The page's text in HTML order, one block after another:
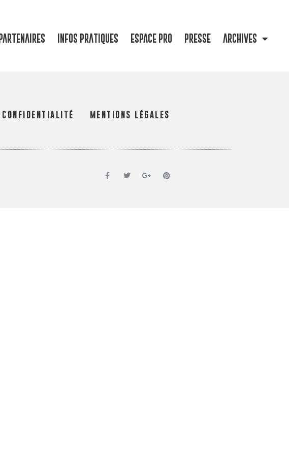
PARTENAIRES INFOS PRATIQUES ESPACE PRO PRESSE ARCHIVES
MENTIONS LÉGALES